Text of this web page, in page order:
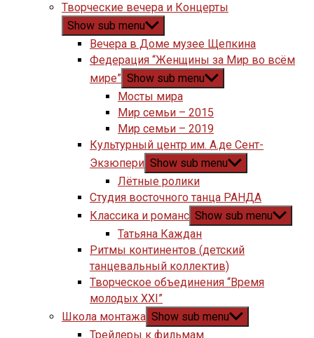
Творческие вечера и Концерты
Show sub menu
Вечера в Доме музее Щепкина
Федерация “Женщины за Мир во всём
мире” Show sub menu
Мосты мира
Мир семьи – 2015
Мир семьи – 2019
Культурный центр им. А.де Сент-
Экзюпери Show sub menu
Лётные ролики
Студия восточного танца РАНДА
Классика и романс Show sub menu
Татьяна Каждан
Ритмы континентов (детский
танцевальный коллектив)
Творческое объединения “Время
молодых XXI”
Школа монтажа Show sub menu
Трейлеры к фильмам